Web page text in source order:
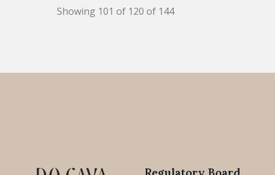
Showing 101 of 120 of 144